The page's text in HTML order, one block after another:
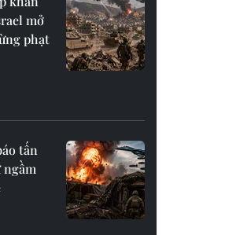
mở
phạt
tấn
ngầm